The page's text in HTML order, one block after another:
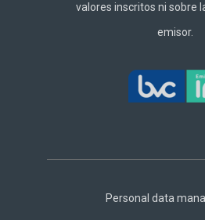
valores inscritos ni sobre
emisor.
Footer
Personal data